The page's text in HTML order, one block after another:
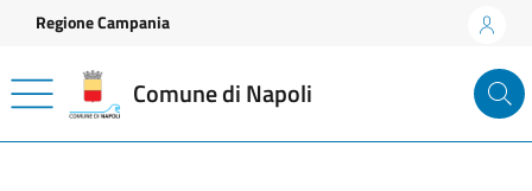
Vai ai contenuti
Vai al footer
Regione Campania
Comune di Napoli